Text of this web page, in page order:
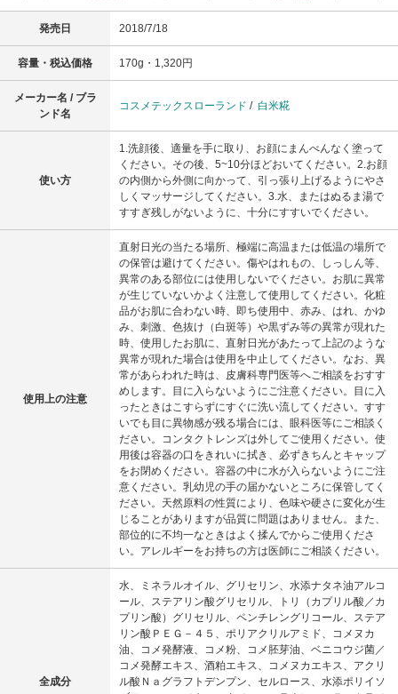
発売日 2018/7/18
容量・税込価格 170g・1,320円
メーカー名 / ブラ
ンド名
コスメテックスローランド / 白米糀
使い方
1.洗顔後、適量を手に取り、お顔にまんべんなく塗って
ください。その後、5~10分ほどおいてください。2.お顔
の内側から外側に向かって、引っ張り上げるようにやさ
しくマッサージしてください。3.水、またはぬるま湯で
すすぎ残しがないように、十分にすすいでください。
使用上の注意
直射日光の当たる場所、極端に高温または低温の場所で
の保管は避けてください。傷やはれもの、しっしん等、
異常のある部位には使用しないでください。お肌に異常
が生じていないかよく注意して使用してください。化粧
品がお肌に合わない時、即ち使用中、赤み、はれ、かゆ
み、刺激、色抜け（白斑等）や黒ずみ等の異常が現れた
時、使用したお肌に、直射日光があたって上記のような
異常が現れた場合は使用を中止してください。なお、異
常があらわれた時は、皮膚科専門医等へご相談をおすす
めします。目に入らないようにご注意ください。目に入
ったときはこすらずにすぐに洗い流してください。すす
いでも目に異物感が残る場合には、眼科医等にご相談く
ださい。コンタクトレンズは外してご使用ください。使
用後は容器の口をきれいに拭き、必ずきちんとキャップ
をお閉めください。容器の中に水が入らないようにご注
意ください。乳幼児の手の届かないところに保管してく
ださい。天然原料の性質により、色味や硬さに変化が生
じることがありますが品質に問題はありません。また、
部位的に不均一なときはよく揉んでからご使用くださ
い。アレルギーをお持ちの方は医師にご相談ください。
全成分
水、ミネラルオイル、グリセリン、水添ナタネ油アルコ
ール、ステアリン酸グリセリル、トリ（カプリル酸／カ
プリン酸）グリセリル、ペンチレングリコール、ステア
リン酸ＰＥＧ－４５、ポリアクリルアミド、コメヌカ
油、コメ発酵液、コメ粉、コメ胚芽油、ベニコウジ菌／
コメ発酵エキス、酒粕エキス、コメヌカエキス、アクリ
ル酸Ｎａグラフトデンプン、セルロース、水添ポリイソ